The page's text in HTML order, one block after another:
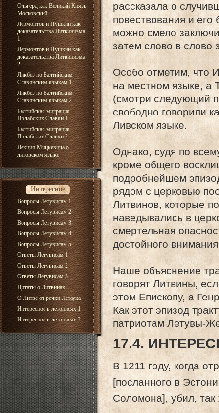
Ольгерд как Великий Князь
Московский
Лермонтов и Пушкин как
доказательства Литвинизма
1
Лермонтов и Пушкин как
доказательства Литвинизма
2
Ликбез по Балтийским
Славянским языкам 1
Ликбез по Балтийским
Славянским языкам 2
Балтийская миграция
Полабских Славян 1
Балтийская миграция
Полабских Славян 2
Лекция Мицкевича о
литовском языке
Интересное
Вопросы Летувисам 1
Вопросы Летувисам 2
Вопросы Летувисам 3
Вопросы Летувисам 4
Вопросы Летувисам 5
Ответы Летувисам 1
Ответы Летувисам 2
Ответы Летувисам 3
Цитаты о Литвинах
О Литве от речки Летаука
Интересное в летописях 1
Интересное в летописях 2
рассказала о
повествования и его
можно смело
затем слово в слово
Особо отметим, что
на местном языке, а
(смотри следующий
свободно говорили
Ливском языке.
Однако, судя по
кроме общего
подробнейшем
рядом с церковью
Литвинов, которые
наведывались в
смертельная
достойного
Наше объяснение
говорят Литвины,
этом Епископу, а
Как этот эпизод
патриотам Летувы-
17.4.
В 1211 году, когда
[посланного в
Соломона], убил, так